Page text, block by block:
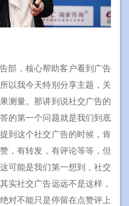
部，核心帮助客户看到广告
以我今天特别分享主题，关
测量。那讲到说社交广告的
的第一个问题就是我们到底
到这个社交广告的时候，肯
，有转发，有评论等等，但
可能是我们第一想到，社交
实社交广告远远不是这样，
对不能只是停留在点赞评上